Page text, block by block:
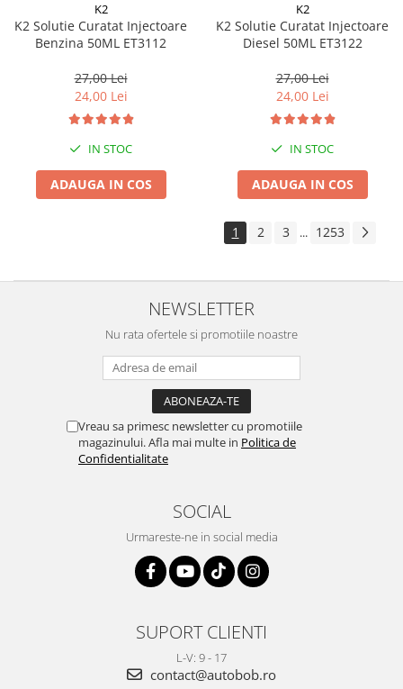
K2
K2 Solutie Curatat Injectoare
Benzina 50ML ET3112
27,00 Lei
24,00 Lei
IN STOC
ADAUGA IN COS
K2
K2 Solutie Curatat Injectoare
Diesel 50ML ET3122
27,00 Lei
24,00 Lei
IN STOC
ADAUGA IN COS
1 2 3 ... 1253
NEWSLETTER
Nu rata ofertele si promotiile noastre
Vreau sa primesc newsletter cu promotiile
magazinului. Afla mai multe in Politica de
Confidentialitate
SOCIAL
Urmareste-ne in social media
SUPORT CLIENTI
L-V: 9 - 17
contact@autobob.ro